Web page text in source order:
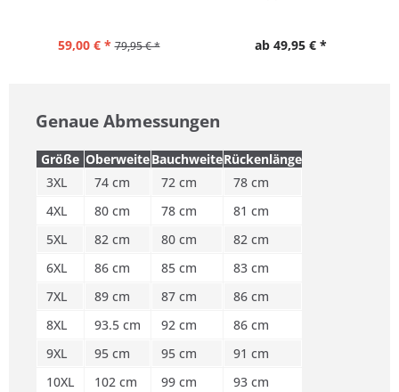
59,00 € * 79,95 € * ab 49,95 € *
Genaue Abmessungen
Größe OberweiteBauchweiteRückenlänge
3XL
74 cm 72 cm
78 cm
4XL
80 cm 78 cm
81 cm
5XL
82 cm 80 cm
82 cm
6XL
86 cm 85 cm
83 cm
7XL
89 cm 87 cm
86 cm
8XL
93.5 cm 92 cm
86 cm
9XL
95 cm 95 cm
91 cm
10XL
102 cm 99 cm
93 cm